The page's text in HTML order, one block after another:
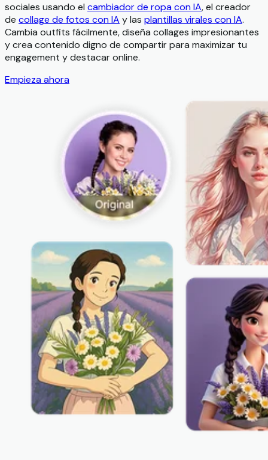
sociales usando el cambiador de ropa con IA, el creador
de collage de fotos con IA y las plantillas virales con IA.
Cambia outfits fácilmente, diseña collages impresionantes
y crea contenido digno de compartir para maximizar tu
engagement y destacar online.
Empieza ahora